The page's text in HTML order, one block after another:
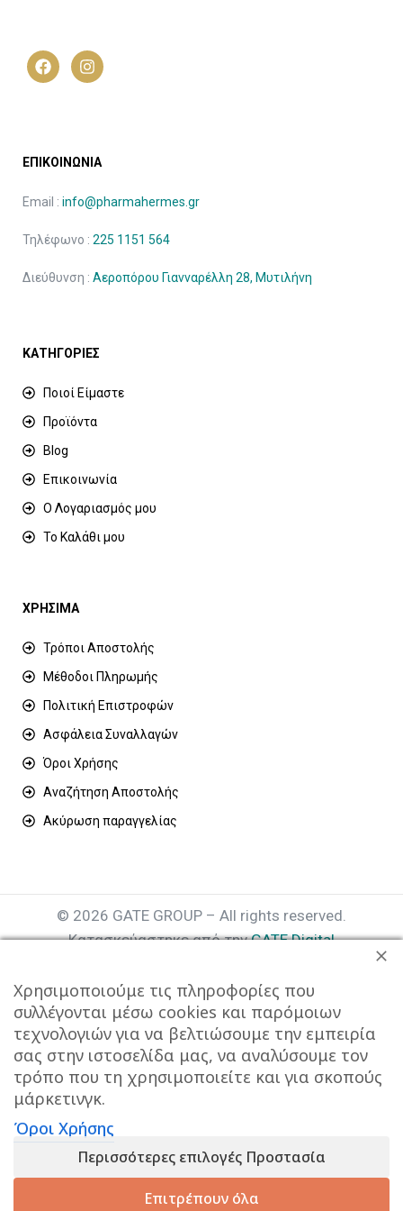
ΕΠΙΚΟΙΝΩΝΙΑ
Email : info@pharmahermes.gr
Τηλέφωνο : 225 1151 564
Διεύθυνση : Αεροπόρου Γιανναρέλλη 28, Μυτιλήνη
ΚΑΤΗΓΟΡΙΕΣ
Ποιοί Είμαστε
Προϊόντα
Blog
Επικοινωνία
Ο Λογαριασμός μου
Το Καλάθι μου
ΧΡΗΣΙΜΑ
Τρόποι Αποστολής
Μέθοδοι Πληρωμής
Πολιτική Επιστροφών
Ασφάλεια Συναλλαγών
Όροι Χρήσης
Αναζήτηση Αποστολής
Ακύρωση παραγγελίας
© 2026 GATE GROUP – All rights reserved.
Κατασκεύαστηκε από τηνGATE Digital
Αριθμός Γ.Ε.ΜΗ. : 077935642000
χρησιμοποιεί το Google Analytics για τη συλλογή μη-
προσωπικών δεδομένων με σκοπό τη βελτίωση της
Χρησιμοποιούμε τις πληροφορίες που
συλλέγονται μέσω cookies και παρόμοιων
τεχνολογιών για να βελτιώσουμε την εμπειρία
σας στην ιστοσελίδα μας, να αναλύσουμε τον
τρόπο που τη χρησιμοποιείτε και για σκοπούς
μάρκετινγκ.
Όροι Χρήσης
Περισσότερες επιλογές Προστασία
Επιτρέπουν όλα